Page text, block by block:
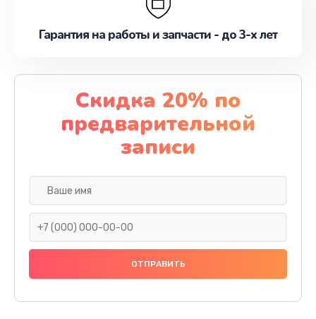
Гарантия на работы и запчасти - до 3-х лет
Скидка 20% по
предварительной
записи